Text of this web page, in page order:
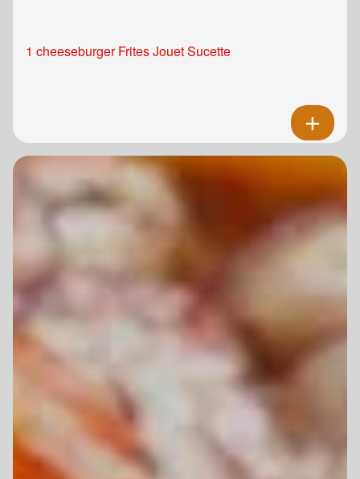
1 cheeseburger Frites Jouet Sucette